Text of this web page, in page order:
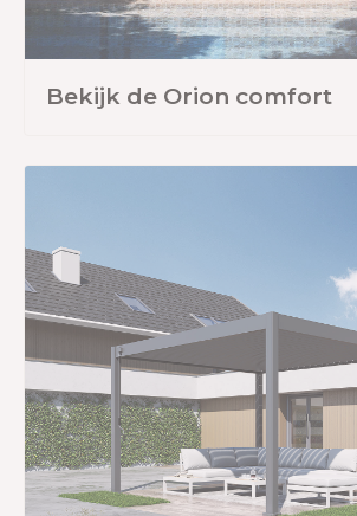
Bekijk de Orion comfort